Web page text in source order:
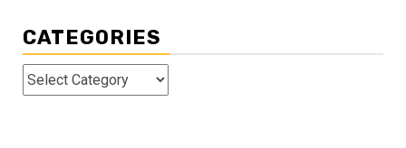
CATEGORIES
Categories